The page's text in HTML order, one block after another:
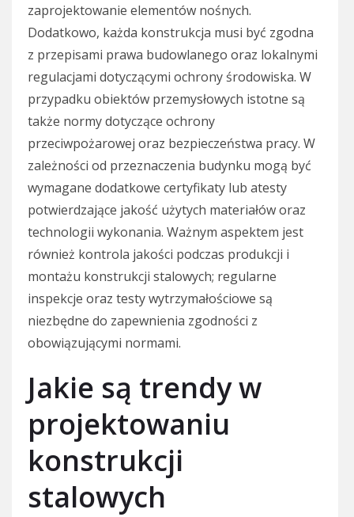
zaprojektowanie elementów nośnych.
Dodatkowo, każda konstrukcja musi być zgodna
z przepisami prawa budowlanego oraz lokalnymi
regulacjami dotyczącymi ochrony środowiska. W
przypadku obiektów przemysłowych istotne są
także normy dotyczące ochrony
przeciwpożarowej oraz bezpieczeństwa pracy. W
zależności od przeznaczenia budynku mogą być
wymagane dodatkowe certyfikaty lub atesty
potwierdzające jakość użytych materiałów oraz
technologii wykonania. Ważnym aspektem jest
również kontrola jakości podczas produkcji i
montażu konstrukcji stalowych; regularne
inspekcje oraz testy wytrzymałościowe są
niezbędne do zapewnienia zgodności z
obowiązującymi normami.
Jakie są trendy w
projektowaniu
konstrukcji
stalowych